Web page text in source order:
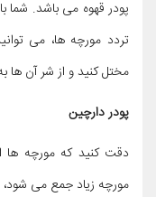
پودر قهوه می باشد. شما
تردد مورچه ها، می
مختل کنید و از شر آن
پودر دارچین
دقت کنید که مورچه ها
مورچه زیاد جمع می شود،